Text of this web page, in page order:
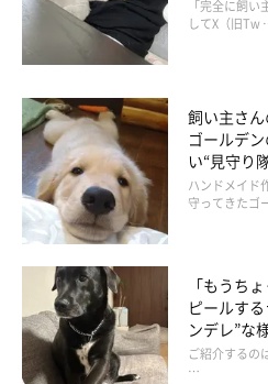
「子どもみたいな存在
「完全に飼
してX（旧Tw
飼い主さ
ゴールデ
い“見守り
ハンドメイド
守ってきたゴ
「もうち
ピールす
ンデレ”な
ご紹介するの
…